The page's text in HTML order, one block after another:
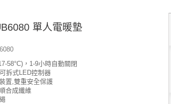
單人電暖墊
58°C)，1-9小時自動關閉
拆式LED控制器
置,雙重安全保護
合成纖維